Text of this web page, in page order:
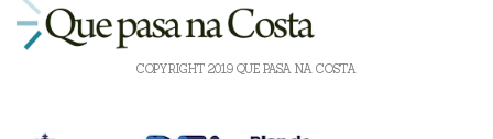
COPYRIGHT 2019 QUE PASA NA COSTA